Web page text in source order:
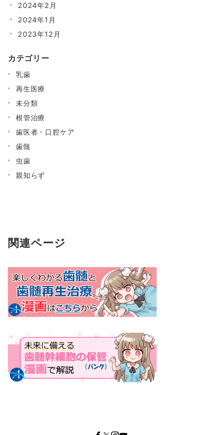
2024年2月
2024年1月
2023年12月
カテゴリー
乳歯
再生医療
未分類
根管治療
歯医者・口腔ケア
歯髄
虫歯
親知らず
関連ページ